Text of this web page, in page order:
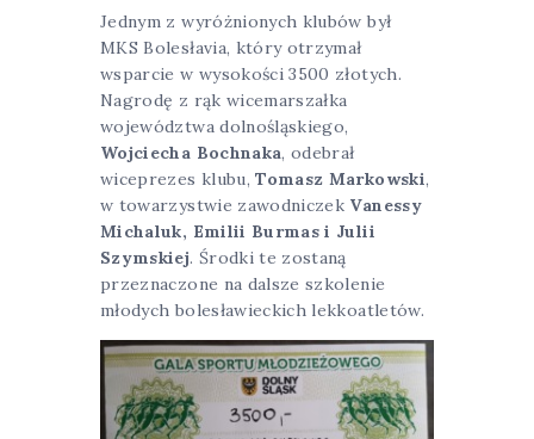
Jednym z wyróżnionych klubów był
MKS Bolesłavia, który otrzymał
wsparcie w wysokości 3500 złotych.
Nagrodę z rąk wicemarszałka
województwa dolnośląskiego,
Wojciecha Bochnaka, odebrał
wiceprezes klubu, Tomasz Markowski,
w towarzystwie zawodniczek Vanessy
Michaluk, Emilii Burmas i Julii
Szymskiej. Środki te zostaną
przeznaczone na dalsze szkolenie
młodych bolesławieckich lekkoatletów.